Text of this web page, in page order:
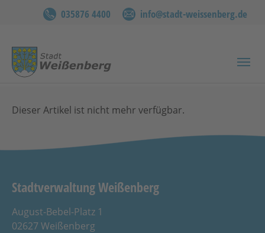
info@stadt-weissenberg.de
035876 4400
Zum Hauptinhalt springen
Sie sind hier:
Willkommen
Tourismus - Freizeit
Veranstaltungen
Dieser Artikel ist nicht mehr verfügbar.
Stadtverwaltung Weißenberg
August-Bebel-Platz 1
02627 Weißenberg